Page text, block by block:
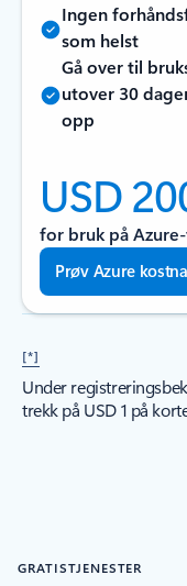
Ingen
som helst
Gå over til
utover 30
opp
USD
for bruk på
Prøv Azure
[*]
Under
trekk på USD 1 på
GRATISTJENESTER